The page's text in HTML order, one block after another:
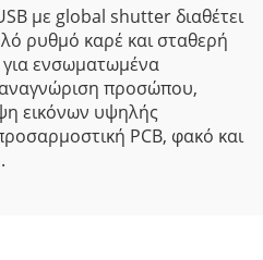
με global shutter διαθέτει
ρυθμό καρέ και σταθερή
για ενσωματωμένα
προσώπου,
εικόνων υψηλής
PCB, φακό και